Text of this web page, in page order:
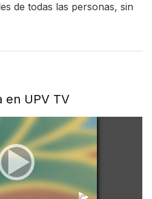
de todas las personas, sin
en UPV TV